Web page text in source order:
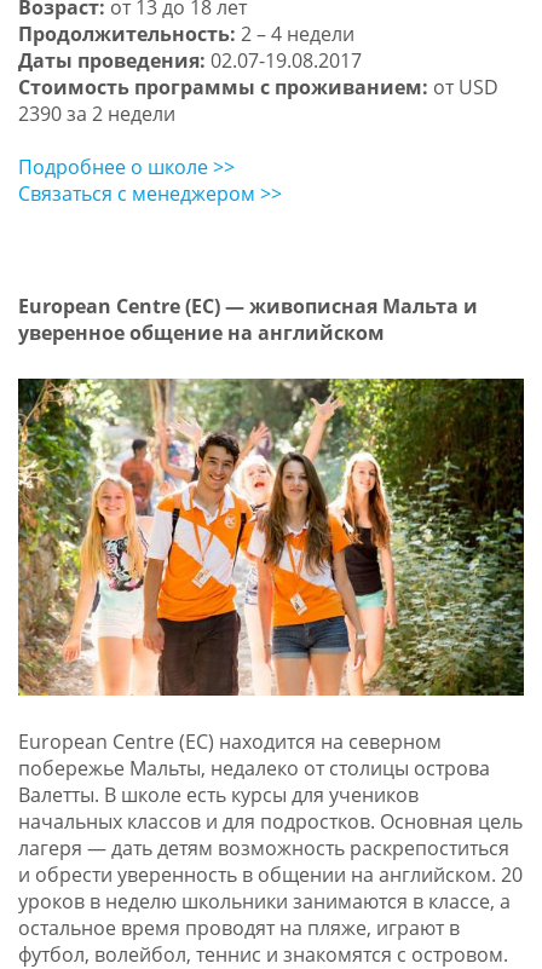
Возраст: от 13 до 18 лет
Продолжительность: 2 – 4 недели
Даты проведения: 02.07-19.08.2017
Стоимость программы с проживанием: от USD
2390 за 2 недели
Подробнее о школе >>
Связаться с менеджером >>
European Centre (EC) — живописная Мальта и
уверенное общение на английском
European Centre (EC) находится на северном
побережье Мальты, недалеко от столицы острова
Валетты. В школе есть курсы для учеников
начальных классов и для подростков. Основная цель
лагеря — дать детям возможность раскрепоститься
и обрести уверенность в общении на английском. 20
уроков в неделю школьники занимаются в классе, а
остальное время проводят на пляже, играют в
футбол, волейбол, теннис и знакомятся с островом.